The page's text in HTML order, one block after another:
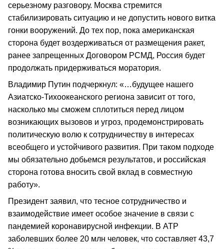
серьезному разговору. Москва стремится
стабилизировать ситуацию и не допустить нового витка
гонки вооружений. До тех пор, пока американская
сторона будет воздерживаться от размещения ракет,
ранее запрещенных Договором РСМД, Россия будет
продолжать придерживаться моратория.
Владимир Путин подчеркнул: «…будущее нашего
Азиатско-Тихоокеанского региона зависит от того,
насколько мы сможем сплотиться перед лицом
возникающих вызовов и угроз, продемонстрировать
политическую волю к сотрудничеству в интересах
всеобщего и устойчивого развития. При таком подходе
мы обязательно добьемся результатов, и российская
сторона готова вносить свой вклад в совместную
работу».
Президент заявил, что тесное сотрудничество и
взаимодействие имеет особое значение в связи с
пандемией коронавирусной инфекции. В АТР
заболевших более 20 млн человек, что составляет 43,7